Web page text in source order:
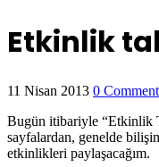
Etkinlik
11 Nisan 2013 0
Bugün itibariyle “Etkinlik
sayfalardan, genelde
etkinlikleri paylaşacağım.